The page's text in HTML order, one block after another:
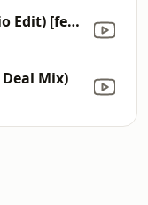
Deep in Love (Radio Edit) [feat. J.Warner]
Mix)